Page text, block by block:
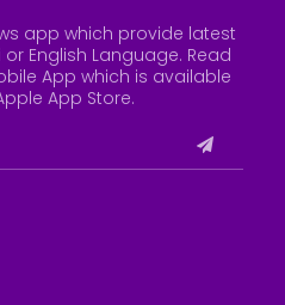
app which provide latest
English Language. Read
App which is available
App Store.